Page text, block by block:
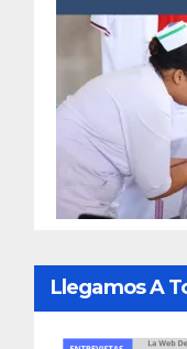
Llegamos A